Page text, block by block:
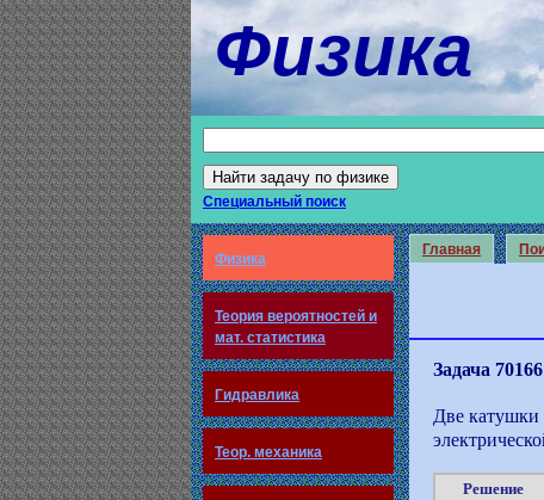
Физика
Специальный поиск
Физика
Теория вероятностей и
мат. статистика
Гидравлика
Теор. механика
Главная
Задача 70166
Две катушки
Решение